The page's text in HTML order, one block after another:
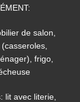
de salon,
frigo,
lit avec literie,